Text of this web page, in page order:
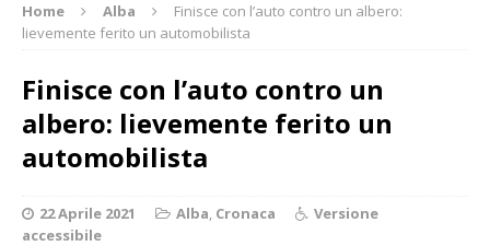
Home Alba
Finisce con l’auto contro un albero:
lievemente ferito un automobilista
Finisce con l’auto contro un
albero: lievemente ferito un
automobilista
22 Aprile 2021 Alba, Cronaca
Versione
accessibile